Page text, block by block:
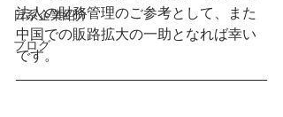
日系企業紹介
ブログ
法人の財務管理のご参考として、また
中国での販路拡大の一助となれば幸い
です。